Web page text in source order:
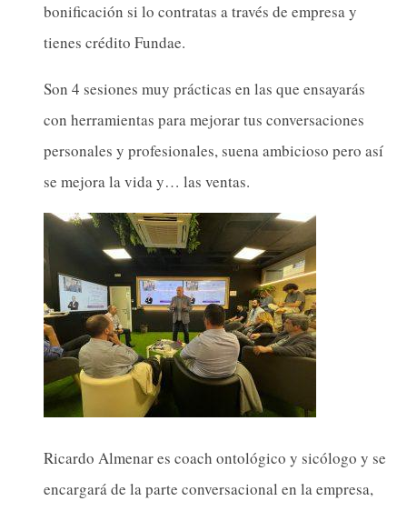
bonificación si lo contratas a través de empresa y
tienes crédito Fundae.
Son 4 sesiones muy prácticas en las que ensayarás
con herramientas para mejorar tus conversaciones
personales y profesionales, suena ambicioso pero así
se mejora la vida y… las ventas.
Ricardo Almenar es coach ontológico y sicólogo y se
encargará de la parte conversacional en la empresa,